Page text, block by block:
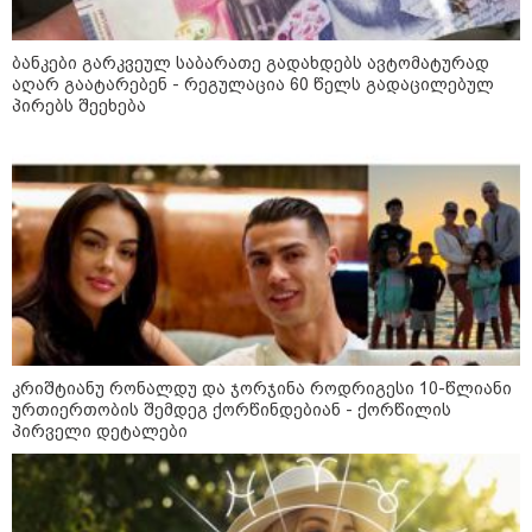
ინტერნეტში ამაღელვებელი
კადრები ვრცელდება - როგორ
გადაარჩინა 56 წლის კაცმა
ბავშვები აბობოქრებულ ზღვაში
კატეგორიის ყველა სიახლე
"უნდა დაგვხვრიტოთ? - არა,
თქვენი დახვრეტა რაში გვაწყობს,
გუდაუთაში ქართველ ტყვეებში
უნდა გადაგცვალოთ..."
როდის დაიწყო რეალურად
საქართველო-რუსეთის ომი და
მთავარი შეცდომა, რომელიც
ბანკები გარკვეულ საბარათე გადახდებს ავტომატურად
აღარ გაატარებენ - რეგულაცია 60 წელს გადაცილებულ
პირებს შეეხება
კრიშტიანუ რონალდუ და ჯორჯინა როდრიგესი 10-წლიანი
ურთიერთობის შემდეგ ქორწინდებიან - ქორწილის
პირველი დეტალები